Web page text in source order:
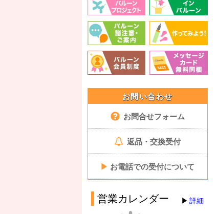
お問い合わせ
お問合せフォーム
返品・交換受付
▶ お電話での受付について
営業カレンダー 詳細